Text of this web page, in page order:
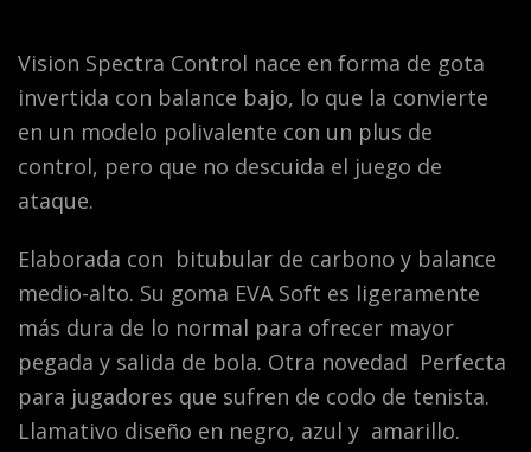
Vision Spectra Control nace en forma de gota
invertida con balance bajo, lo que la convierte
en un modelo polivalente con un plus de
control, pero que no descuida el juego de
ataque.
Elaborada con bitubular de carbono y balance
medio-alto. Su goma EVA Soft es ligeramente
más dura de lo normal para ofrecer mayor
pegada y salida de bola. Otra novedad Perfecta
para jugadores que sufren de codo de tenista.
Llamativo diseño en negro, azul y amarillo.